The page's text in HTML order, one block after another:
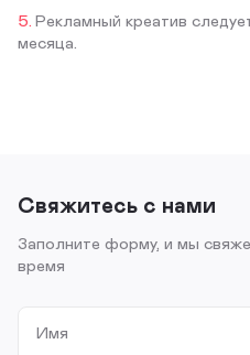
Рекламный креатив
месяца.
Свяжитесь с нами
Заполните форму, и мы
время
Имя